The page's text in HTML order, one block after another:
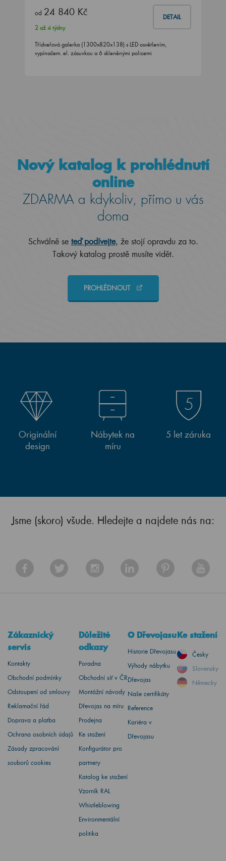
od 24 840 Kč DETAIL
2 až 4 týdny
Třídveřová galerka (1300x820x138) s LED osvětlením,
vypínačem. el. zásuvkou a 6 skleněnými policemi
Nový katalog k prohlédnutí
online
ZDARMA a kdykoliv, přímo u vás
doma
Schválně se teď podívejte, že stojí opravdu za to.
Takový katalog prostě musíte vidět.
PROHLÉDNOUT
Originální
design
Nábytek na
míru
5 let záruka
Jsme (skoro) všude. Hledejte a najdete nás na:
Zákaznický
servis
Kontakty
Obchodní podmínky
Odstoupení od smlouvy
Reklamační řád
Doprava a platba
Ochrana osobních údajů
Zásady zpracování
souborů cookies
Důležité
odkazy
Poradna
Obchodní síť v ČR
Montážní návody
Dřevojas na míru
Prodejna
Ke stažení
Konfigurátor pro
partnery
Katalog ke stažení
Vzorník RAL
Whistleblowing
Environmentální
politika
O Dřevojasu
Historie Dřevojasu
Výhody nábytku
Dřevojas
Naše certifikáty
Reference
Kariéra v
Dřevojasu
Ke stažení
Česky
Slovensky
Německy